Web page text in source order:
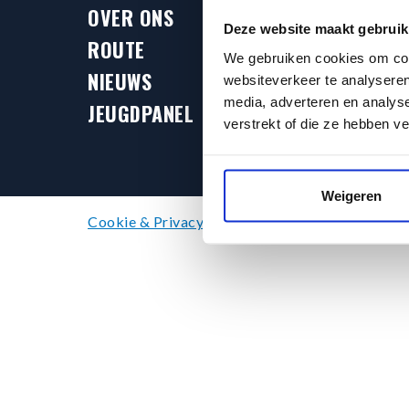
Deze website maakt
We gebruiken cookies om
websiteverkeer te
media, adverteren en
verstrekt of die ze hebben
Weigeren
OVER ONS
ROUTE
NIEUWS
JEUGDPANEL
071
tot
Cookie & Privacy policy Algemene